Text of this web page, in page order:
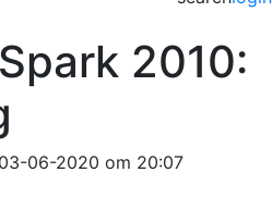
2010:
06-2020 om 20:07